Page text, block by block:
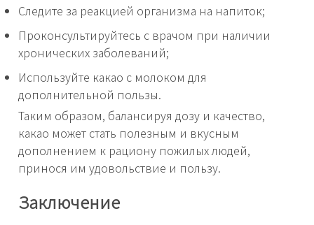
Следите за реакцией организма на напиток;
Проконсультируйтесь с врачом при наличии
хронических заболеваний;
Используйте какао с молоком для
дополнительной пользы.
Таким образом, балансируя дозу и качество,
какао может стать полезным и вкусным
дополнением к рациону пожилых людей,
принося им удовольствие и пользу.
Заключение